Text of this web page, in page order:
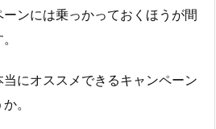
ンには乗っかっておくほうが間
にオススメできるキャンペーン
。